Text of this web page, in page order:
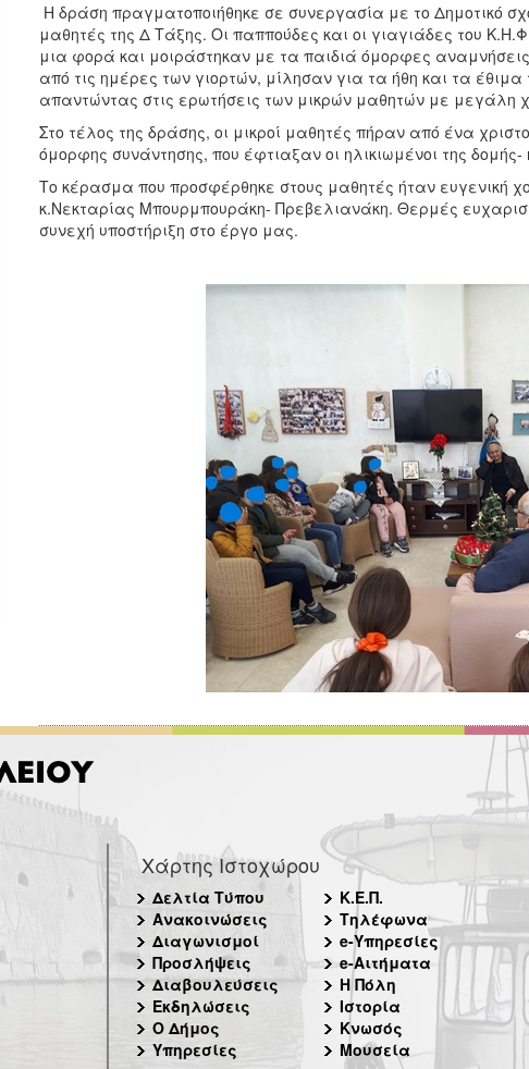
Η δράση πραγματοποιήθηκε σε συνεργασία με το Δημοτικό
μαθητές της Δ Τάξης. Οι παππούδες και οι γιαγιάδες του
μια φορά και μοιράστηκαν με τα παιδιά όμορφες
από τις ημέρες των γιορτών, μίλησαν για τα ήθη και τα
απαντώντας στις ερωτήσεις των μικρών μαθητών με μεγάλη
Στο τέλος της δράσης, οι μικροί μαθητές πήραν από ένα
όμορφης συνάντησης, που έφτιαξαν οι ηλικιωμένοι της
Το κέρασμα που προσφέρθηκε στους μαθητές ήταν ευγενική
κ.Νεκταρίας Μπουρμπουράκη- Πρεβελιανάκη. Θερμές
συνεχή υποστήριξη στο έργο μας.
Χάρτης Ιστοχώρου
Δελτία Τύπου
Ανακοινώσεις
Διαγωνισμοί
Προσλήψεις
Διαβουλεύσεις
Εκδηλώσεις
Ο Δήμος
Υπηρεσίες
Κ.Ε.Π.
Τηλέφωνα
e-Υπηρεσίες
e-Αιτήματα
Η Πόλη
Ιστορία
Κνωσός
Μουσεία